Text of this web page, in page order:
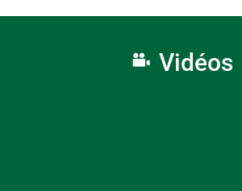
Vidéos